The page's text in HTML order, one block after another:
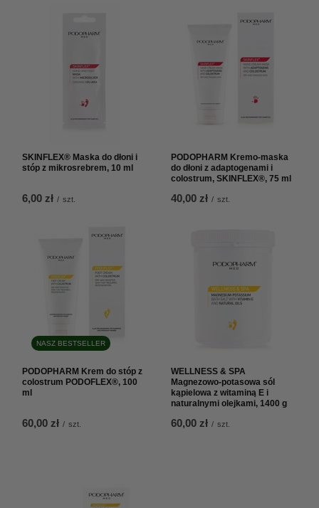
SKINFLEX® Maska do dłoni i
stóp z mikrosrebrem, 10 ml
6,00 zł / szt.
PODOPHARM Kremo-maska
do dłoni z adaptogenami i
colostrum, SKINFLEX®, 75 ml
40,00 zł / szt.
NASZ BESTSELLER
PODOPHARM Krem do stóp z
colostrum PODOFLEX®, 100
ml
60,00 zł / szt.
WELLNESS & SPA
Magnezowo-potasowa sól
kąpielowa z witaminą E i
naturalnymi olejkami, 1400 g
60,00 zł / szt.